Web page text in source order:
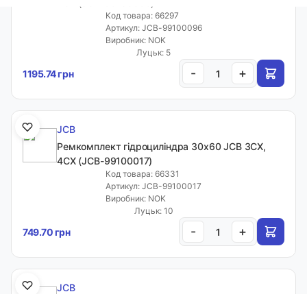
Кабінет
Код товара: 66297
Артикул: JCB-99100096
Виробник: NOK
Луцьк: 5
1195.74 грн - +
JCB
Ремкомплект гідроциліндра 30x60 JCB 3CX,
4CX (JCB-99100017)
Код товара: 66331
Артикул: JCB-99100017
Виробник: NOK
Луцьк: 10
749.70 грн - +
JCB